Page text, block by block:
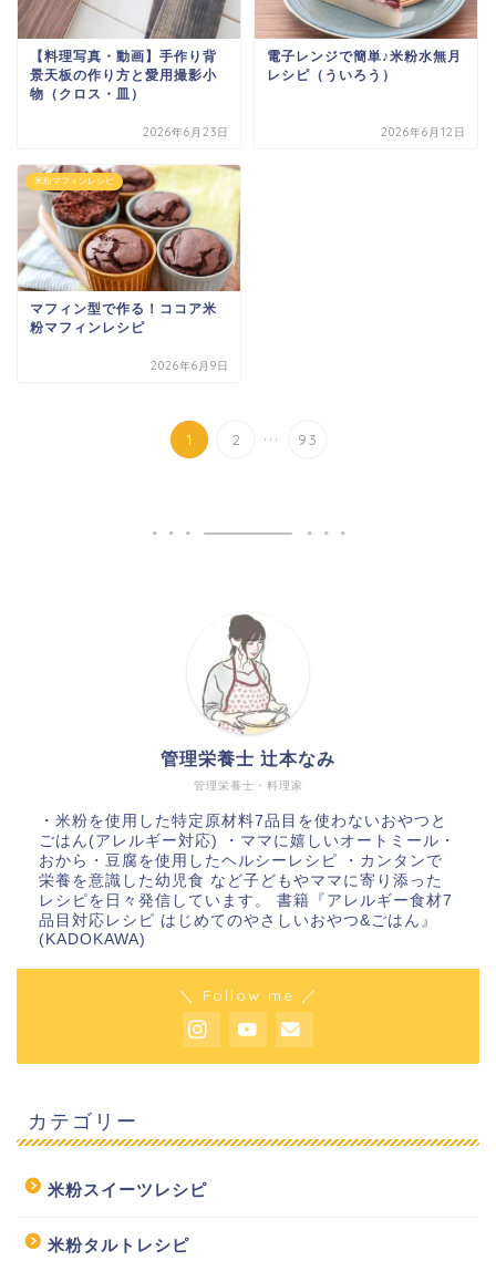
【料理写真・動画】手作り背
景天板の作り方と愛用撮影小
物（クロス・皿）
2026年6月23日
電子レンジで簡単♪米粉水無月
レシピ（ういろう）
2026年6月12日
米粉マフィンレシピ
マフィン型で作る！ココア米
粉マフィンレシピ
2026年6月9日
1 2 ... 93
管理栄養士・料理家
管理栄養士 辻本なみ
・米粉を使用した特定原材料7品目を使わないおやつと
ごはん(アレルギー対応) ・ママに嬉しいオートミール・
おから・豆腐を使用したヘルシーレシピ ・カンタンで
栄養を意識した幼児食 など子どもやママに寄り添った
レシピを日々発信しています。 書籍『アレルギー食材7
品目対応レシピ はじめてのやさしいおやつ&ごはん』
(KADOKAWA)
＼ Follow me ／
カテゴリー
米粉スイーツレシピ
米粉タルトレシピ